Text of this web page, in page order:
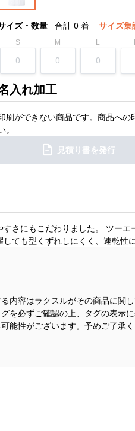
イズ・数量 合計 0 着 サイズ集
S M L
入れ加工
刷ができない商品です。商品へ
。
見積り書を発行
さにもこだわりました。 ツー
ても型くずれしにくく、速乾性
内容はラクスルがその商品に関
を必ずご確認の上、タグの表示
能性がございます。予めご了承